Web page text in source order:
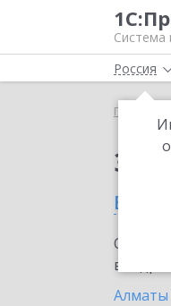
Система
Россия
Главная
в
Алматы